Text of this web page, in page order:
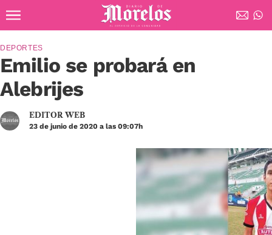
Diario de Morelos
Emilio se probará en
Alebrijes
DEPORTES
EDITOR WEB
23 de junio de 2020 a las 09:07h